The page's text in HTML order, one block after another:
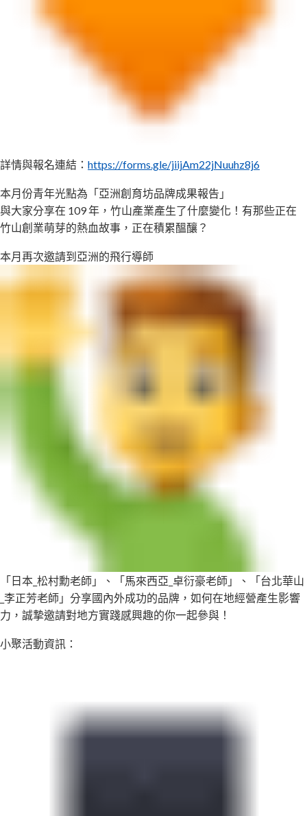
詳情與報名連結： https://forms.gle/jiijAm22jNuuhz8j6
本月份青年光點為「亞洲創育坊品牌成果報告」
與大家分享在 109 年，竹山產業產生了什麼變化！有那些正在
竹山創業萌芽的熱血故事，正在積累醞釀？
本月再次邀請到亞洲的飛行導師
「日本_松村勳老師」、「馬來西亞_卓衍豪老師」、「台北華山
_李正芳老師」分享國內外成功的品牌，如何在地經營產生影響
力，誠摯邀請對地方實踐感興趣的你一起參與！
小聚活動資訊：